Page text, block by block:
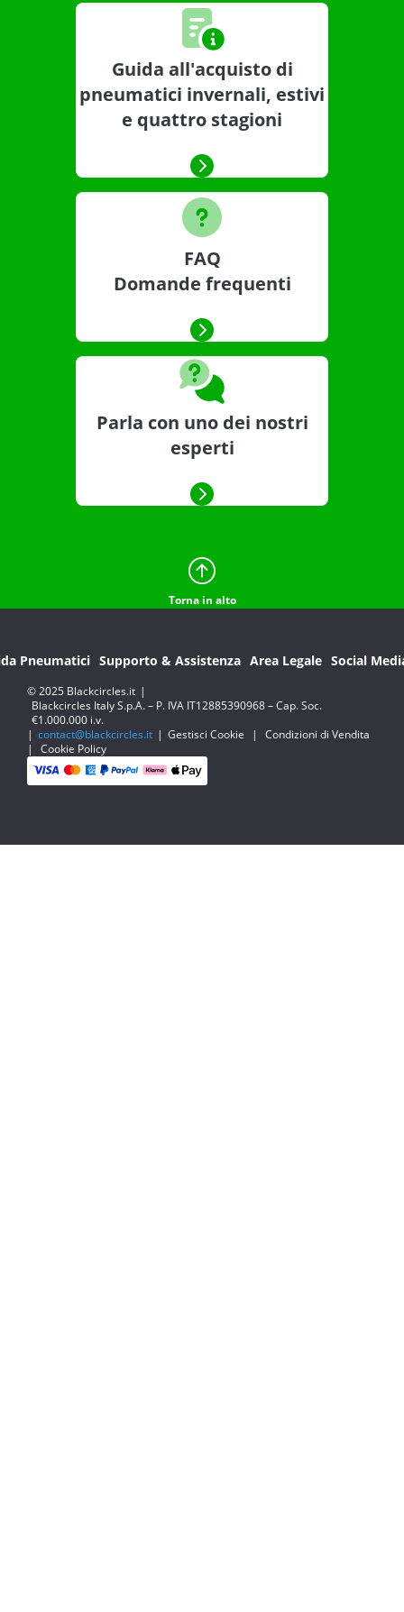
Guida all'acquisto di
pneumatici invernali, estivi
e quattro stagioni
FAQ
Domande frequenti
Parla con uno dei nostri
esperti
Torna in alto
Pneumatici Supporto & Assistenza Area Legale Social
© 2025 Blackcircles.it |
Blackcircles Italy S.p.A. – P. IVA IT12885390968 – Cap. Soc.
€1.000.000 i.v.
| contact@blackcircles.it | Gestisci Cookie |
Condizioni di Vendita
|
Cookie Policy